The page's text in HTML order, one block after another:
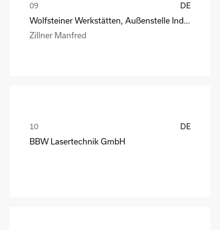
DE
Zillner Manfred
DE
BBW Lasertechnik GmbH